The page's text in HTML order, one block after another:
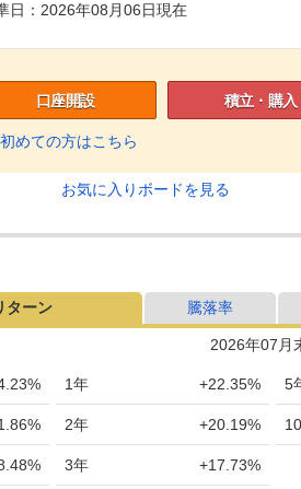
日：2026年08月06日現在
口座開設
初めての方はこちら
積立・購入
お気に入りボードを見る
ターン 騰落率
2026年07月
1年 +22.35%
2年 +20.19%
3年 +17.73%
5